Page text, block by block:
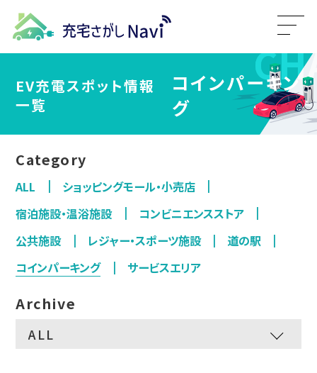
EV充電スポット情報
一覧
コインパーキン
グ
Category
ALL
ショッピングモール・小売店
宿泊施設・温浴施設
コンビニエンスストア
公共施設
レジャー・スポーツ施設
道の駅
コインパーキング
サービスエリア
Archive